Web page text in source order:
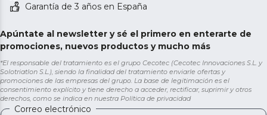
Garantía de 3 años en España
Apúntate al newsletter y sé el primero en enterarte de
promociones, nuevos productos y mucho más
*El responsable del tratamiento es el grupo Cecotec (Cecotec Innovaciones S.L. y
Solotriatlon S.L.), siendo la finalidad del tratamiento enviarle ofertas y
promociones de las empresas del grupo. La base de legitimación es el
consentimiento explícito y tiene derecho a acceder, rectificar, suprimir y otros
derechos, como se indica en nuestra Política de privacidad
Correo electrónico